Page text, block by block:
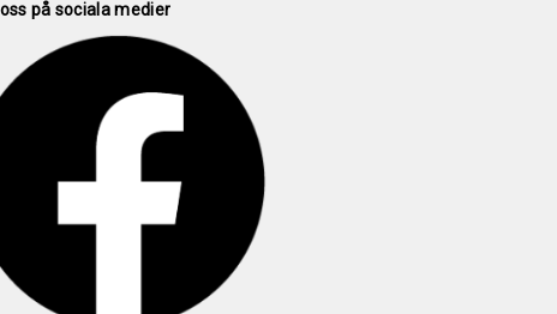
på sociala medier